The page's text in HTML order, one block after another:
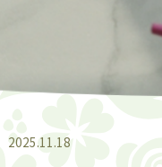
2025.11.18